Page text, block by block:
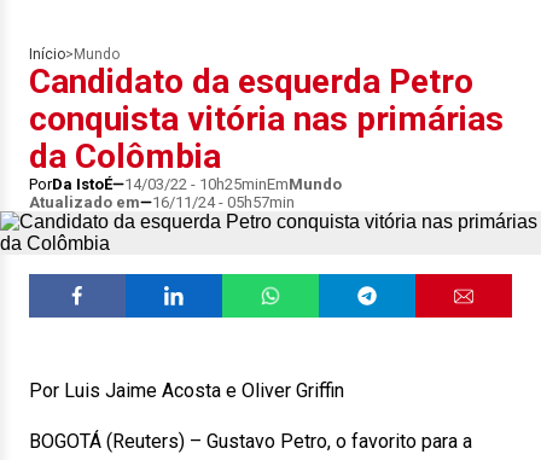
Início> Mundo
Candidato da esquerda Petro
conquista vitória nas primárias
da Colômbia
PorDa IstoÉ 14/03/22 - 10h25minEmMundo
Atualizado em
16/11/24 - 05h57min
Por Luis Jaime Acosta e Oliver Griffin
BOGOTÁ (Reuters) – Gustavo Petro, o favorito para a